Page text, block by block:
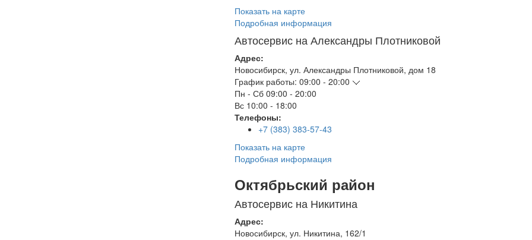
Показать на карте
Подробная информация
Автосервис на Александры Плотниковой
Адрес:
Новосибирск, ул. Александры Плотниковой, дом 18
График работы: 09:00 - 20:00
Пн - Сб 09:00 - 20:00
Вс 10:00 - 18:00
Телефоны:
+7 (383) 383-57-43
Показать на карте
Подробная информация
Октябрьский район
Автосервис на Никитина
Адрес:
Новосибирск, ул. Никитина, 162/1